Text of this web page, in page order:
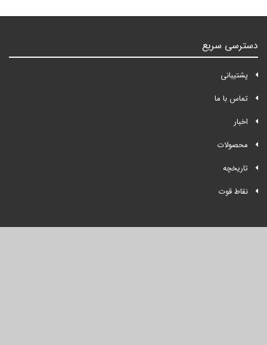
دسترسی سریع
پشتیبانی
تماس با ما
اخبار
محصولات
تاریخچه
نقاط قوت